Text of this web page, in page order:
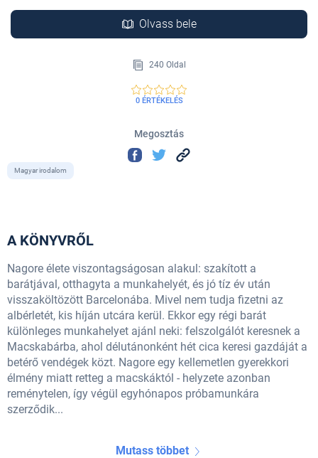
Olvass bele
240 Oldal
0 ÉRTÉKELÉS
Megosztás
Magyar irodalom
A KÖNYVRŐL
Nagore élete viszontagságosan alakul: szakított a
barátjával, otthagyta a munkahelyét, és jó tíz év után
visszaköltözött Barcelonába. Mivel nem tudja fizetni az
albérletét, kis híján utcára kerül. Ekkor egy régi barát
különleges munkahelyet ajánl neki: felszolgálót keresnek a
Macskabárba, ahol délutánonként hét cica keresi gazdáját a
betérő vendégek közt. Nagore egy kellemetlen gyerekkori
élmény miatt retteg a macskáktól - helyzete azonban
reménytelen, így végül egyhónapos próbamunkára
szerződik...
Mutass többet